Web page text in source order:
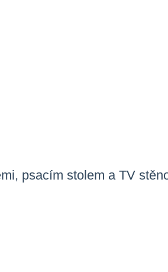
psacím stolem a TV